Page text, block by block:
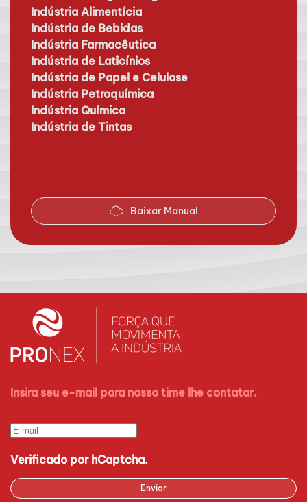
Indústria Alimentícia
Indústria de Bebidas
Indústria Farmacêutica
Indústria de Laticínios
Indústria de Papel e Celulose
Indústria Petroquímica
Indústria Química
Indústria de Tintas
Baixar Manual
Insira seu e-mail para nosso time lhe contatar.
Verificado por hCaptcha.
Enviar